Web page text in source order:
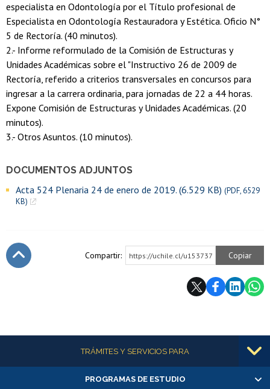
DOCUMENTOS ADJUNTOS
Acta 524 Plenaria 24 de enero de 2019. (6.529 KB) (PDF, 6529
KB)
especialista en Odontología por el Título profesional de
Especialista en Odontología Restauradora y Estética. Oficio N°
5 de Rectoría. (40 minutos).
2.- Informe reformulado de la Comisión de Estructuras y
Unidades Académicas sobre el "Instructivo 26 de 2009 de
Rectoría, referido a criterios transversales en concursos para
ingresar a la carrera ordinaria, para jornadas de 22 a 44 horas.
Expone Comisión de Estructuras y Unidades Académicas. (20
minutos).
3.- Otros Asuntos. (10 minutos).
Compartir: https://uchile.cl/u153737 Copiar
Más informaciónTRÁMITES Y SERVICIOS PARA
Alumnas/os y exalumnas/os
PROGRAMAS DE ESTUDIO